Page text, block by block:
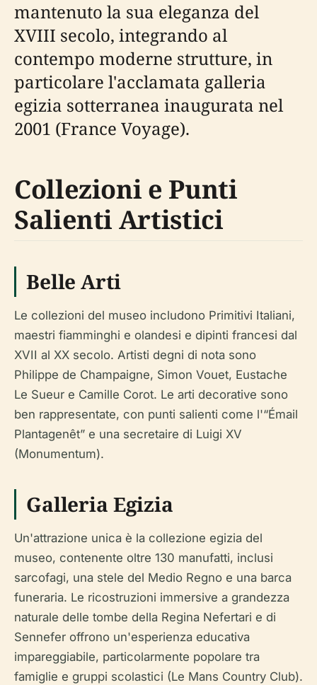
mantenuto la sua eleganza del
XVIII secolo, integrando al
contempo moderne strutture, in
particolare l'acclamata galleria
egizia sotterranea inaugurata nel
2001 (France Voyage).
Collezioni e Punti
Salienti Artistici
Belle Arti
Le collezioni del museo includono Primitivi Italiani,
maestri fiamminghi e olandesi e dipinti francesi dal
XVII al XX secolo. Artisti degni di nota sono
Philippe de Champaigne, Simon Vouet, Eustache
Le Sueur e Camille Corot. Le arti decorative sono
ben rappresentate, con punti salienti come l'“Émail
Plantagenêt” e una secretaire di Luigi XV
(Monumentum).
Galleria Egizia
Un'attrazione unica è la collezione egizia del
museo, contenente oltre 130 manufatti, inclusi
sarcofagi, una stele del Medio Regno e una barca
funeraria. Le ricostruzioni immersive a grandezza
naturale delle tombe della Regina Nefertari e di
Sennefer offrono un'esperienza educativa
impareggiabile, particolarmente popolare tra
famiglie e gruppi scolastici (Le Mans Country Club).